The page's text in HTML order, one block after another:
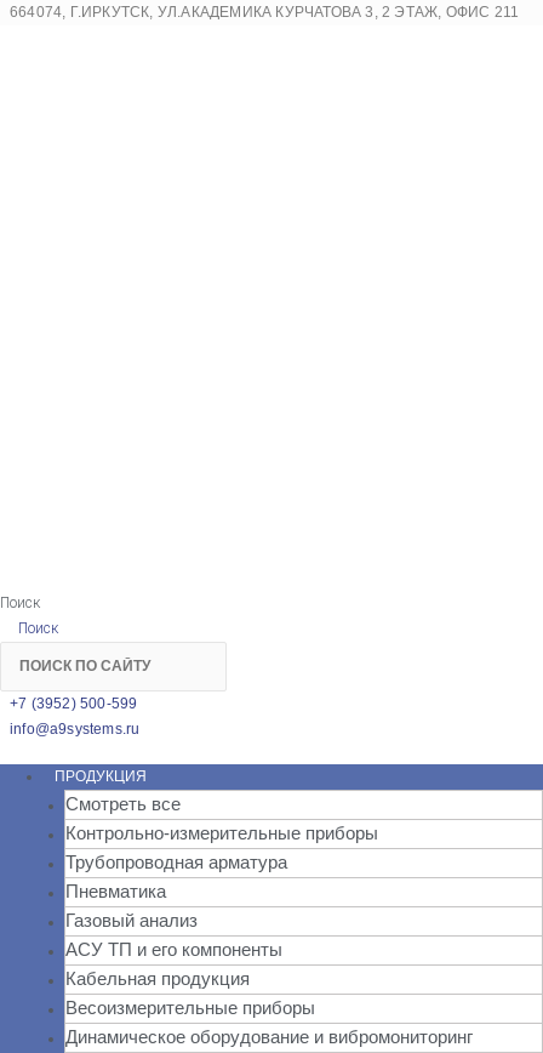
Перейти
664074, Г.ИРКУТСК, УЛ.АКАДЕМИКА КУРЧАТОВА 3, 2 ЭТАЖ, ОФИС 211
Поиск
Поиск
+7 (3952) 500-599
info@a9systems.ru
ПРОДУКЦИЯ
Смотреть все
Контрольно-измерительные приборы
Трубопроводная арматура
Пневматика
Газовый анализ
АСУ ТП и его компоненты
Кабельная продукция
Весоизмерительные приборы
Динамическое оборудование и вибромониторинг